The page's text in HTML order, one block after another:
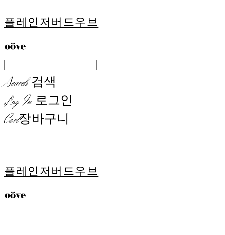
플레인저버드우브
Search검색
Log In 로그인
Cart장바구니
플레인저버드우브